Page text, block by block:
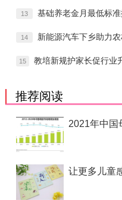
13 基础养老金月最低标
14 新能源汽车下乡助力
15 教培新规护家长促行业
推荐阅读
2021年中国
让更多儿童